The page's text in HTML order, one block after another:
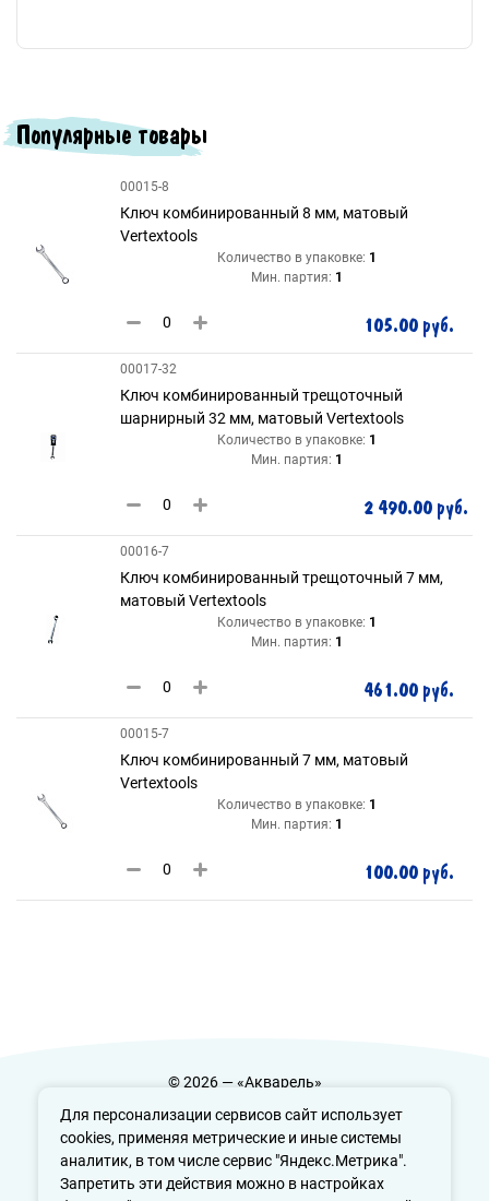
Для персонализации сервисов сайт использует
cookies, применяя метрические и иные системы
аналитик, в том числе сервис "Яндекс.Метрика".
Запретить эти действия можно в настройках
Популярные товары
00015-8
Ключ комбинированный 8 мм, матовый
Vertextools
Количество в упаковке: 1
Мин. партия: 1
105.00 руб.
00017-32
Ключ комбинированный трещоточный
шарнирный 32 мм, матовый Vertextools
Количество в упаковке: 1
Мин. партия: 1
2 490.00 руб.
00016-7
Ключ комбинированный трещоточный 7 мм,
матовый Vertextools
Количество в упаковке: 1
Мин. партия: 1
461.00 руб.
00015-7
Ключ комбинированный 7 мм, матовый
Vertextools
Количество в упаковке: 1
Мин. партия: 1
100.00 руб.
© 2026 — «Акварель»
Политика конфиденциальности